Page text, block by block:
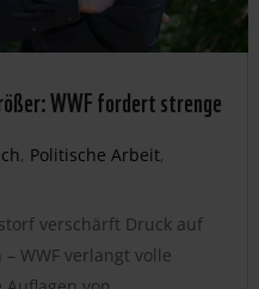
WWF fordert strenge
, Politische Arbeit,
verschärft Druck auf
WWF verlangt volle